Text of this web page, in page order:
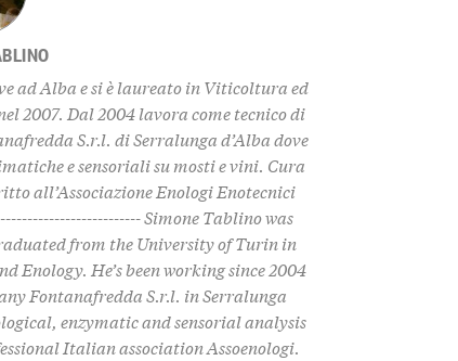
ad Alba e si è laureato in Viticoltura ed
2007. Dal 2004 lavora come tecnico di
S.r.l. di Serralunga d’Alba dove
e sensoriali su mosti e vini. Cura
all’Associazione Enologi Enotecnici
Simone Tablino was
from the University of Turin in
Enology. He’s been working since 2004
Fontanafredda S.r.l. in Serralunga
enzymatic and sensorial analysis
Italian association Assoenologi.